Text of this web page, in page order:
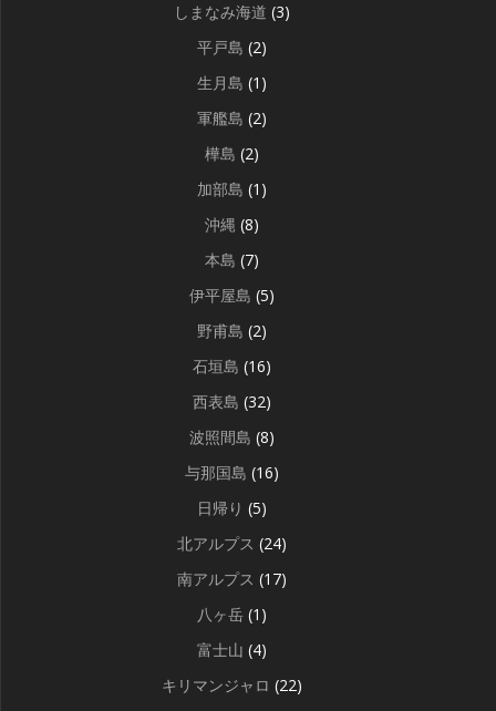
しまなみ海道 (3)
平戸島 (2)
生月島 (1)
軍艦島 (2)
樺島 (2)
加部島 (1)
沖縄 (8)
本島 (7)
伊平屋島 (5)
野甫島 (2)
石垣島 (16)
西表島 (32)
波照間島 (8)
与那国島 (16)
日帰り (5)
北アルプス (24)
南アルプス (17)
八ヶ岳 (1)
富士山 (4)
キリマンジャロ (22)